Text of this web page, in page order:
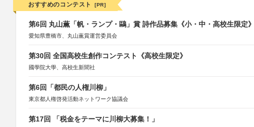
おすすめのコンテスト [PR]
第6回 丸山薫「帆・ランプ・鷗」賞 詩作品募集《小・中・高校生限定》
愛知県豊橋市、丸山薫賞運営委員会
第30回 全国高校生創作コンテスト《高校生限定》
國學院大學、高校生新聞社
第6回「都民の人権川柳」
東京都人権啓発活動ネットワーク協議会
第17回 「税金をテーマに川柳大募集！」